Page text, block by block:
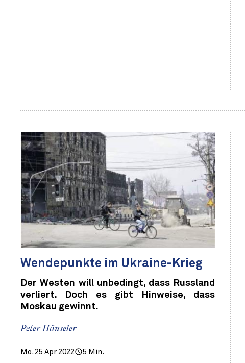
Wendepunkte im Ukraine-Krieg
Der Westen will unbedingt, dass Russland
verliert. Doch es gibt Hinweise, dass
Moskau gewinnt.
Peter Hänseler
Mo. 25 Apr 2022 5 Min.